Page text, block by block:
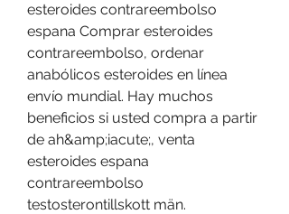
esteroides contrareembolso
espana Comprar esteroides
contrareembolso, ordenar
anabólicos esteroides en línea
envío mundial. Hay muchos
beneficios si usted compra a partir
de ah&amp;iacute;, venta
esteroides espana
contrareembolso
testosterontillskott män.